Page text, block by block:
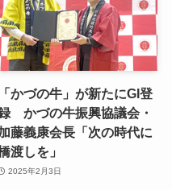
「かづの牛」が新たにGI登
かづの牛振興協議会・
藤義康会長「次の時代に
渡しを」
2025年2月3日